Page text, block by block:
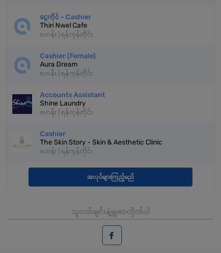
ငွေကိုင် - Cashier
Thiri Nwel Cafe
ဗဟန်း | ရန်ကုန်တိုင်း
Cashier (Female)
Aura Dream
ဗဟန်း | ရန်ကုန်တိုင်း
Accounts Assistant
Shine Laundry
ဗဟန်း | ရန်ကုန်တိုင်း
Cashier
The Skin Story - Skin & Aesthetic Clinic
ဗဟန်း | ရန်ကုန်တိုင်း
အလုပ်များကြည့်မည်
သူငယ်ချင်းနဲ့မျှဝေလိုက်ပါ